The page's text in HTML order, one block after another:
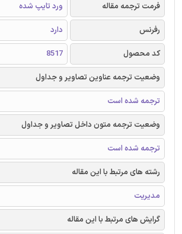
فرمت ترجمه مقاله
ورد تایپ شده
رفرنس
دارد
کد محصول
8517
وضعیت ترجمه عناوین تصاویر و جداول
ترجمه شده است
وضعیت ترجمه متون داخل تصاویر و جداول
ترجمه شده است
رشته های مرتبط با این مقاله
مدیریت
گرایش های مرتبط با این مقاله